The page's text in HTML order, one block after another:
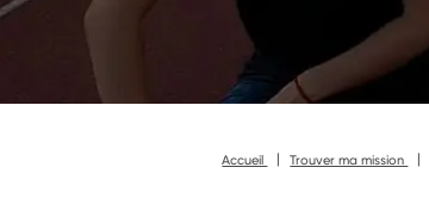
Accueil Trouver ma mission